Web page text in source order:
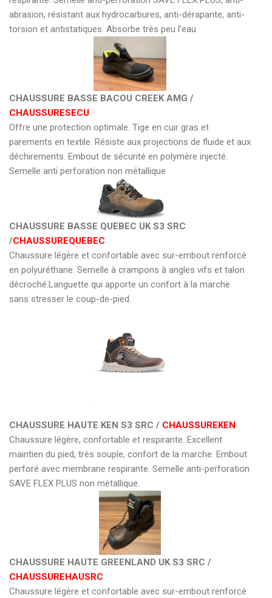
abrasion, résistant aux hydrocarbures, anti-dérapante, anti-
torsion et antistatiques. Absorbe très peu l’eau
CHAUSSURE BASSE BACOU CREEK AMG /
CHAUSSURESECU
Offre une protection optimale. Tige en cuir gras et
parements en textile. Résiste aux projections de fluide et aux
déchirements. Embout de sécurité en polymère injecté.
Semelle anti perforation non métallique
CHAUSSURE BASSE QUEBEC UK S3 SRC
/CHAUSSUREQUEBEC
Chaussure légère et confortable avec sur-embout renforcé
en polyuréthane. Semelle à crampons à angles vifs et talon
décroché.Languette qui apporte un confort à la marche
sans stresser le coup-de-pied.
CHAUSSURE HAUTE KEN S3 SRC / CHAUSSUREKEN
Chaussure légère, confortable et respirante. Excellent
maintien du pied, très souple, confort de la marche. Embout
perforé avec membrane respirante. Semelle anti-perforation
SAVE FLEX PLUS non métallique.
CHAUSSURE HAUTE GREENLAND UK S3 SRC /
CHAUSSUREHAUSRC
Chaussure légère et confortable avec sur-embout renforcé